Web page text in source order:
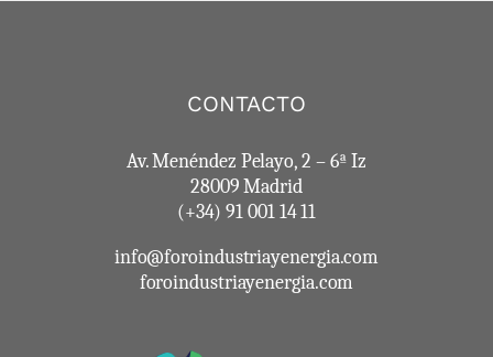
CONTACTO
Av. Menéndez Pelayo, 2 – 6ª Iz
28009 Madrid
(+34) 91 001 14 11
info@foroindustriayenergia.com
foroindustriayenergia.com